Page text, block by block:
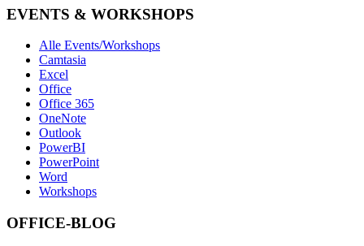
EVENTS & WORKSHOPS
Alle Events/Workshops
Camtasia
Excel
Office
Office 365
OneNote
Outlook
PowerBI
PowerPoint
Word
Workshops
OFFICE-BLOG